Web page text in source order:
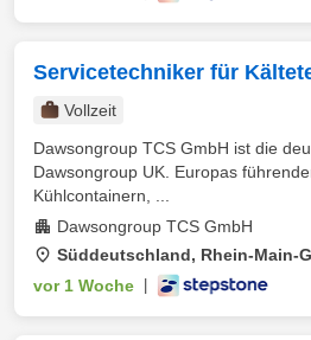
Servicetechniker für
Vollzeit
Dawsongroup TCS GmbH ist die
Dawsongroup UK. Europas
Kühlcontainern, ...
Dawsongroup TCS GmbH
Süddeutschland, Rhein-Main-
vor 1 Woche